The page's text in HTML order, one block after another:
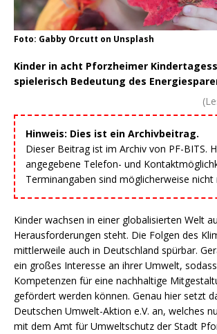
Foto: Gabby Orcutt on Unsplash
Kinder in acht Pforzheimer
spielerisch Bedeutung des
Hinweis: Dies ist ein Archivbeitrag.
Dieser Beitrag ist im Archiv von PF-BITS.
angegebene Telefon- und
Terminangaben sind möglicherweise nicht
Kinder wachsen in einer globalisierten Welt
Herausforderungen steht. Die Folgen des
mittlerweile auch in Deutschland spürbar.
ein großes Interesse an ihrer Umwelt,
Kompetenzen für eine nachhaltige
gefördert werden können. Genau hier setzt
Deutschen Umwelt-Aktion e.V. an, welches
mit dem Amt für Umweltschutz der Stadt